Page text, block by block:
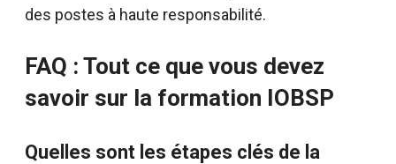
des postes à haute responsabilité.
FAQ : Tout ce que vous devez
savoir sur la formation IOBSP
Quelles sont les étapes clés de la